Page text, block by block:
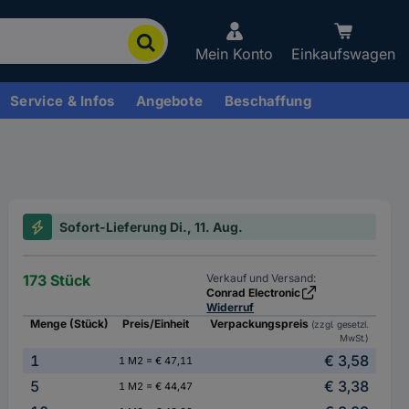
Mein Konto Einkaufswagen
Service & Infos Angebote Beschaffung
Sofort-Lieferung Di., 11. Aug.
173 Stück
Verkauf und Versand:
Conrad Electronic
Widerruf
Menge (Stück)
Preis/Einheit Verpackungspreis (zzgl. gesetzl.
MwSt.)
1 1 M2 = € 47,11
€ 3,58
5
1 M2 = € 44,47
€ 3,38